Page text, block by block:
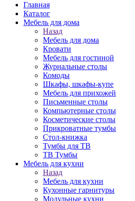
Главная
Каталог
Мебель для дома
Назад
Мебель для дома
Кровати
Мебель для гостиной
Журнальные столы
Комоды
Шкафы, шкафы-купе
Мебель для прихожей
Письменные столы
Компьютерные столы
Косметические столы
Прикроватные тумбы
Стол-книжка
Тумбы для ТВ
ТВ Тумбы
Мебель для кухни
Назад
Мебель для кухни
Кухонные гарнитуры
Модульные кухни